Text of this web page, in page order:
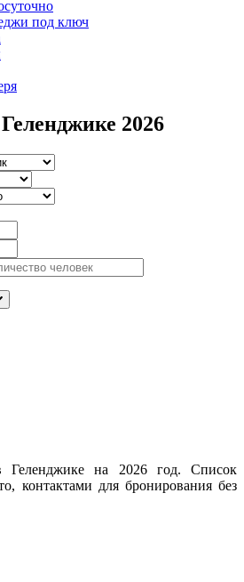
под ключ
2026
Геленджике на 2026 год. Список
контактами для бронирования без